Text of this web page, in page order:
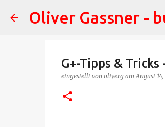
Oliver Gassner -
G+-Tipps &
eingestellt von oliverg amAugust 14,